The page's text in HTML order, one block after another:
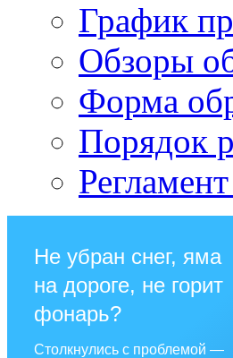
График
Обзоры
Форма
Порядок
Не убран снег, яма
на дороге, не горит
фонарь?
Столкнулись с проблемой —